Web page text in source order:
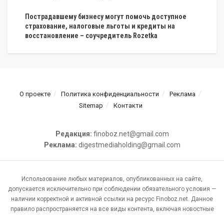
Пострадавшему бизнесу могут помочь доступное
страхование, налоговые льготы и кредиты на
восстановление – соучредитель Rozetka
О проекте Политика конфиденциальности
Реклама
Sitemap
Контакти
Редакция: finoboz.net@gmail.com
Реклама: digestmediaholding@gmail.com
Использование любых материалов, опубликованных на сайте,
допускается исключительно при соблюдении обязательного условия —
наличии корректной и активной ссылки на ресурс Finoboz.net. Данное
правило распространяется на все виды контента, включая новостные